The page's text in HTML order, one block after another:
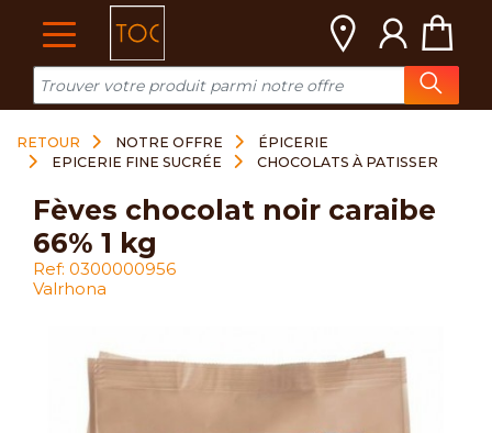
RETOUR NOTRE OFFRE
ÉPICERIE
EPICERIE FINE SUCRÉE
CHOCOLATS À PATISSER
fèves chocolat noir caraibe
66% 1 kg
Ref: 0300000956
Valrhona
Cookies management panel